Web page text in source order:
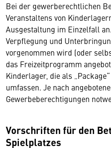
Bei der gewerberechtlichen
Veranstaltens von
Ausgestaltung im Einzelfall
Verpflegung und
vorgenommen wird (oder
das Freizeitprogramm
Kinderlager, die als
umfassen. Je nach
Gewerbeberechtigungen
Vorschriften für den
Spielplatzes